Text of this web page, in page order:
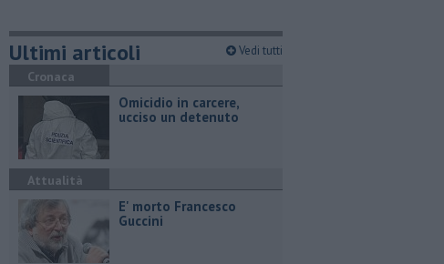
Ultimi articoli Vedi tutti
Cronaca
Omicidio in carcere,
ucciso un detenuto
Attualità
E' morto Francesco
Guccini